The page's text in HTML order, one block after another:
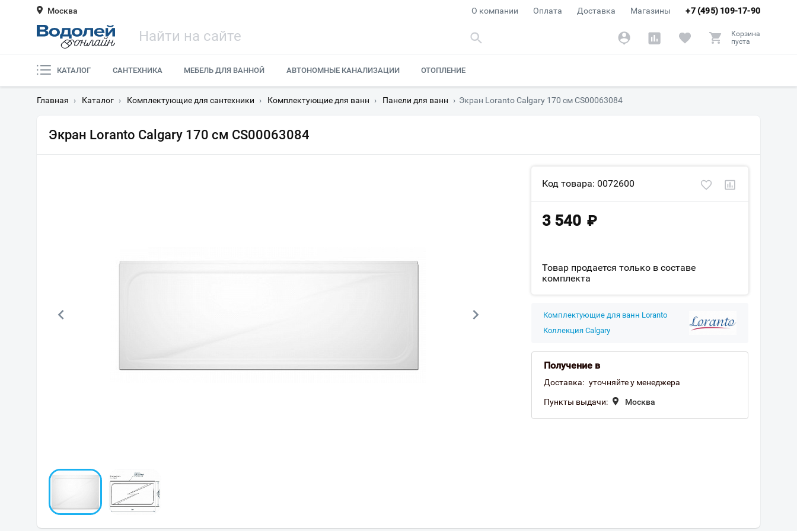
Москва +7 (495) 109-17-90
О компании Оплата Доставка Магазины
Корзина
пуста
КАТАЛОГ САНТЕХНИКА МЕБЕЛЬ ДЛЯ ВАННОЙ АВТОНОМНЫЕ КАНАЛИЗАЦИИ ОТОПЛЕНИЕ
Главная › Каталог › Комплектующие для сантехники › Комплектующие для ванн › Панели для ванн › Экран Loranto Calgary 170 см CS00063084
Экран Loranto Calgary 170 см CS00063084
Код товара: 0072600
3 540 ₽
Товар продается только в составе
комплекта
Комплектующие для ванн Loranto
Коллекция Calgary
Получение в
Доставка: уточняйте у менеджера
Пункты выдачи: Москва